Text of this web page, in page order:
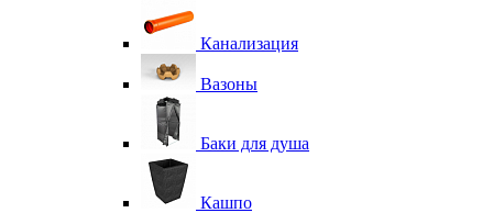
Канализация
Вазоны
Баки для душа
Кашпо